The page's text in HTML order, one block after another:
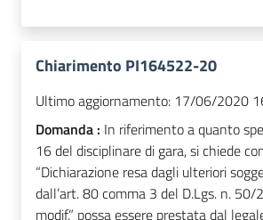
Chiarimento PI164522-20
Ultimo aggiornamento: 17/06/2020
Domanda : In riferimento a quanto
16 del disciplinare di gara, si chiede
“Dichiarazione resa dagli ulteriori
dall’art. 80 comma 3 del D.Lgs. n. 50/
modif.” possa essere prestata dal